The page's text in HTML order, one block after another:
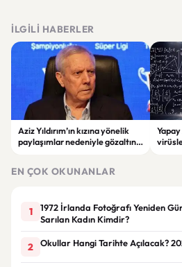
İLGILI HABERLER
Aziz Yıldırım’ın kızına yönelik
paylaşımlar nedeniyle gözaltına
EN ÇOK OKUNANLAR
1
1972 İrlanda Fotoğrafı Yeniden
Sarılan Kadın Kimdir?
2 Okullar Hangi Tarihte Açılacak?